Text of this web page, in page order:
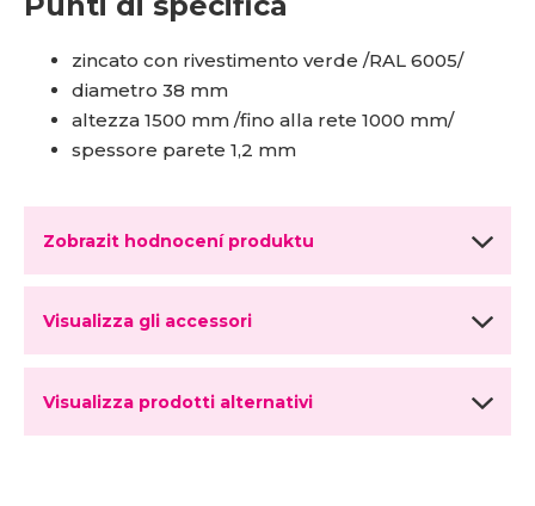
zincato con rivestimento verde /RAL 6005/
diametro 38 mm
altezza 1500 mm /fino alla rete 1000 mm/
spessore parete 1,2 mm
Zobrazit hodnocení produktu
Visualizza gli accessori
Visualizza prodotti alternativi